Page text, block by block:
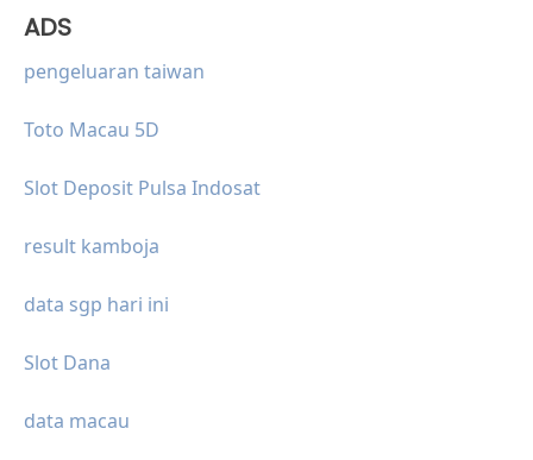
ADS
pengeluaran taiwan
Toto Macau 5D
Slot Deposit Pulsa Indosat
result kamboja
data sgp hari ini
Slot Dana
data macau